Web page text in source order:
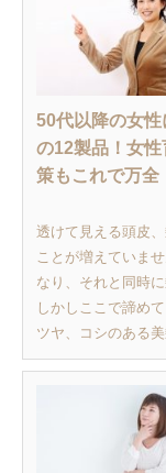
50代以降の女性
の12製品！女
策もこれで万全
透けて見える頭皮
ことが増えていま
なり、それと同時
しかしここで諦め
ツヤ、コシのある